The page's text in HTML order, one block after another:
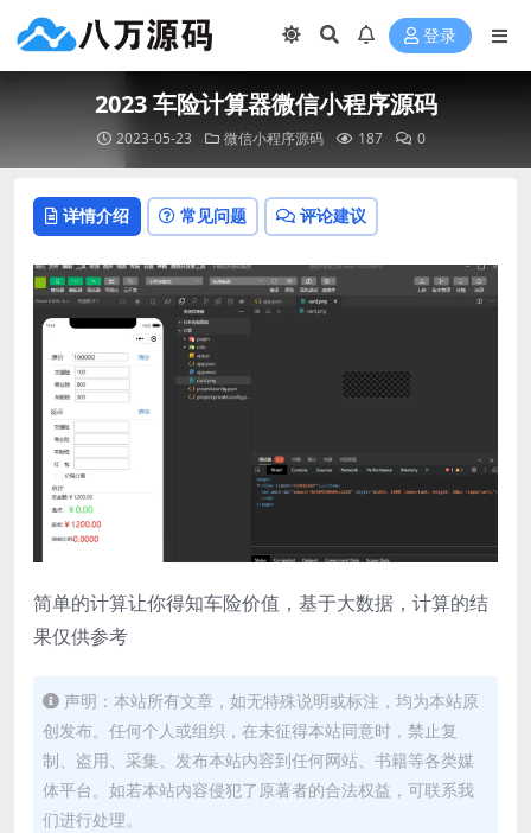
登录
2023 车险计算器微信小程序源码
2023-05-23 微信小程序源码 187 0
详情介绍 常见问题 评论建议
简单的计算让你得知车险价值，基于大数据，计算的结
果仅供参考
声明：本站所有文章，如无特殊说明或标注，均为本站原
创发布。任何个人或组织，在未征得本站同意时，禁止复
制、盗用、采集、发布本站内容到任何网站、书籍等各类媒
体平台。如若本站内容侵犯了原著者的合法权益，可联系我
们进行处理。